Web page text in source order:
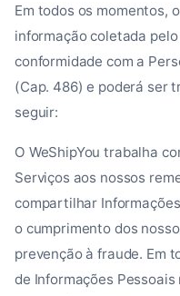
Em todos os momentos,
informação coletada
conformidade com a
(Cap. 486) e poderá ser
seguir:
O WeShipYou trabalha
Serviços aos nossos
compartilhar
o cumprimento dos
prevenção à fraude. Em
de Informações